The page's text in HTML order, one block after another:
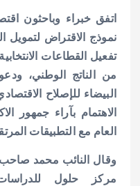
o
o
k
r
اتفق خبراء وباحثون
نموذج الاقتراض لتمويل
تفعيل القطاعات
من الناتج الوطني،
البيضاء للإصلاح
الاهتمام بآراء جمهور
العام مع التطبيقات
وقال النائب محمد صاحب
مركز حلول